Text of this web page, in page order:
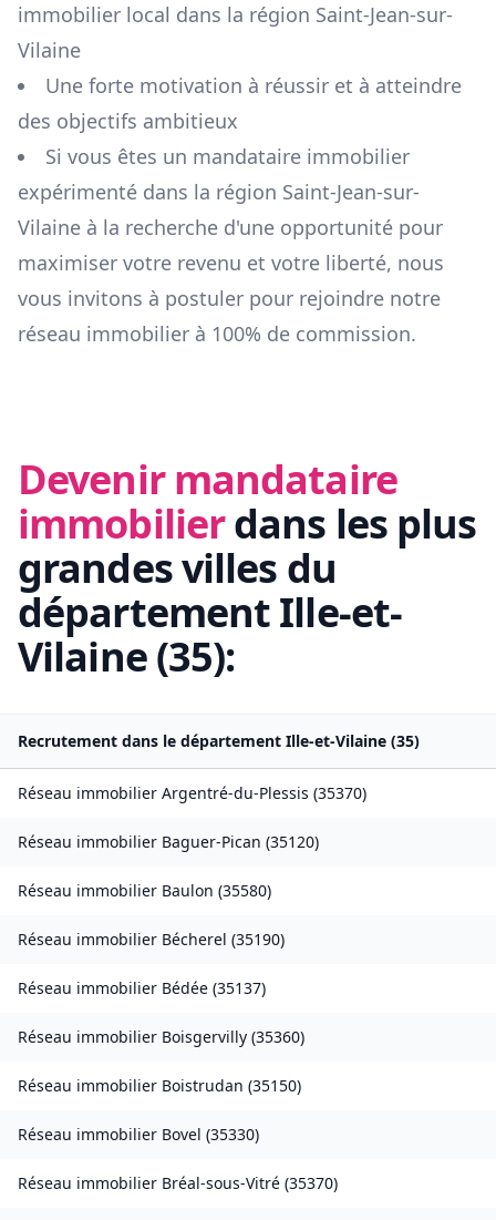
immobilier local dans la région Saint-Jean-sur-
Vilaine
Une forte motivation à réussir et à atteindre
des objectifs ambitieux
Si vous êtes un mandataire immobilier
expérimenté dans la région Saint-Jean-sur-
Vilaine à la recherche d'une opportunité pour
maximiser votre revenu et votre liberté, nous
vous invitons à postuler pour rejoindre notre
réseau immobilier à 100% de commission.
Devenir mandataire
immobilierdans les plus
grandes villes du
départementIlle-et-
Vilaine(35):
Recrutement dans le département Ille-et-Vilaine (35)
Réseau immobilier Argentré-du-Plessis (35370)
Réseau immobilier Baguer-Pican (35120)
Réseau immobilier Baulon (35580)
Réseau immobilier Bécherel (35190)
Réseau immobilier Bédée (35137)
Réseau immobilier Boisgervilly (35360)
Réseau immobilier Boistrudan (35150)
Réseau immobilier Bovel (35330)
Réseau immobilier Bréal-sous-Vitré (35370)